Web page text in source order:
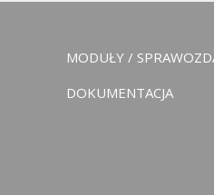
MODUŁY /
DOKUMENTACJA